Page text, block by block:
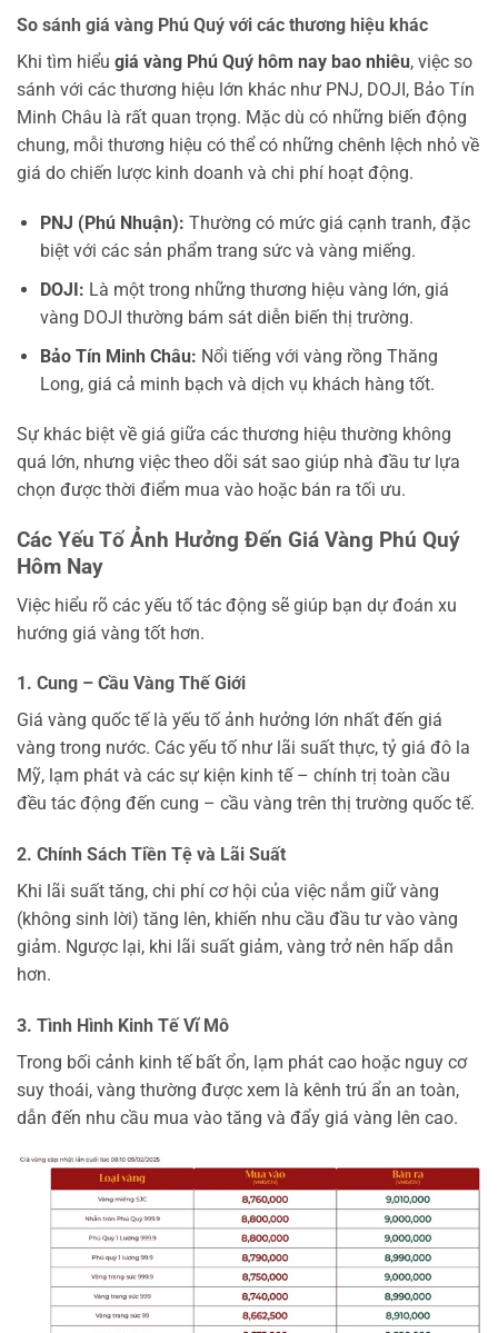
So sánh giá vàng Phú Quý với các thương hiệu khác
Khi tìm hiểu giá vàng Phú Quý hôm nay bao nhiêu, việc so
sánh với các thương hiệu lớn khác như PNJ, DOJI, Bảo Tín
Minh Châu là rất quan trọng. Mặc dù có những biến động
chung, mỗi thương hiệu có thể có những chênh lệch nhỏ về
giá do chiến lược kinh doanh và chi phí hoạt động.
PNJ (Phú Nhuận): Thường có mức giá cạnh tranh, đặc
biệt với các sản phẩm trang sức và vàng miếng.
DOJI: Là một trong những thương hiệu vàng lớn, giá
vàng DOJI thường bám sát diễn biến thị trường.
Bảo Tín Minh Châu: Nổi tiếng với vàng rồng Thăng
Long, giá cả minh bạch và dịch vụ khách hàng tốt.
Sự khác biệt về giá giữa các thương hiệu thường không
quá lớn, nhưng việc theo dõi sát sao giúp nhà đầu tư lựa
chọn được thời điểm mua vào hoặc bán ra tối ưu.
Các Yếu Tố Ảnh Hưởng Đến Giá Vàng Phú Quý
Hôm Nay
Việc hiểu rõ các yếu tố tác động sẽ giúp bạn dự đoán xu
hướng giá vàng tốt hơn.
1. Cung – Cầu Vàng Thế Giới
Giá vàng quốc tế là yếu tố ảnh hưởng lớn nhất đến giá
vàng trong nước. Các yếu tố như lãi suất thực, tỷ giá đô la
Mỹ, lạm phát và các sự kiện kinh tế – chính trị toàn cầu
đều tác động đến cung – cầu vàng trên thị trường quốc tế.
2. Chính Sách Tiền Tệ và Lãi Suất
Khi lãi suất tăng, chi phí cơ hội của việc nắm giữ vàng
(không sinh lời) tăng lên, khiến nhu cầu đầu tư vào vàng
giảm. Ngược lại, khi lãi suất giảm, vàng trở nên hấp dẫn
hơn.
3. Tình Hình Kinh Tế Vĩ Mô
Trong bối cảnh kinh tế bất ổn, lạm phát cao hoặc nguy cơ
suy thoái, vàng thường được xem là kênh trú ẩn an toàn,
dẫn đến nhu cầu mua vào tăng và đẩy giá vàng lên cao.